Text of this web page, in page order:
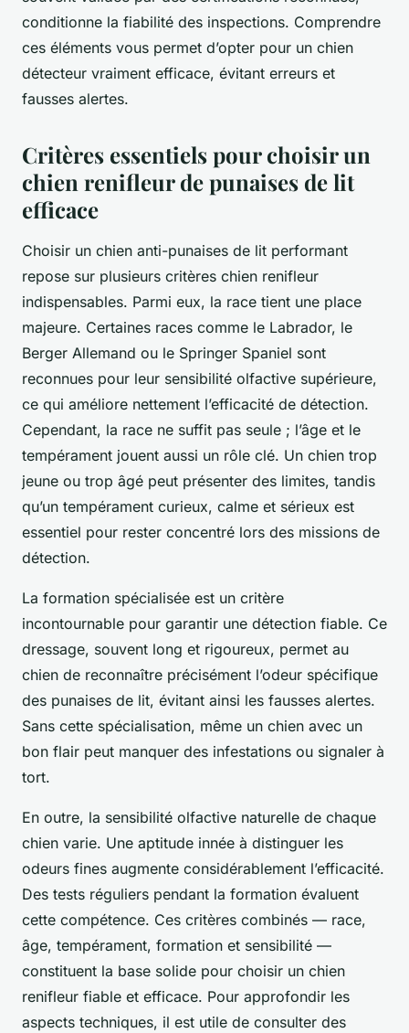
conditionne la fiabilité des inspections. Comprendre
ces éléments vous permet d’opter pour un chien
détecteur vraiment efficace, évitant erreurs et
fausses alertes.
Critères essentiels pour choisir un
chien renifleur de punaises de lit
efficace
Choisir un chien anti-punaises de lit performant
repose sur plusieurs critères chien renifleur
indispensables. Parmi eux, la race tient une place
majeure. Certaines races comme le Labrador, le
Berger Allemand ou le Springer Spaniel sont
reconnues pour leur sensibilité olfactive supérieure,
ce qui améliore nettement l’efficacité de détection.
Cependant, la race ne suffit pas seule ; l’âge et le
tempérament jouent aussi un rôle clé. Un chien trop
jeune ou trop âgé peut présenter des limites, tandis
qu’un tempérament curieux, calme et sérieux est
essentiel pour rester concentré lors des missions de
détection.
La formation spécialisée est un critère
incontournable pour garantir une détection fiable. Ce
dressage, souvent long et rigoureux, permet au
chien de reconnaître précisément l’odeur spécifique
des punaises de lit, évitant ainsi les fausses alertes.
Sans cette spécialisation, même un chien avec un
bon flair peut manquer des infestations ou signaler à
tort.
En outre, la sensibilité olfactive naturelle de chaque
chien varie. Une aptitude innée à distinguer les
odeurs fines augmente considérablement l’efficacité.
Des tests réguliers pendant la formation évaluent
cette compétence. Ces critères combinés — race,
âge, tempérament, formation et sensibilité —
constituent la base solide pour choisir un chien
renifleur fiable et efficace. Pour approfondir les
aspects techniques, il est utile de consulter des